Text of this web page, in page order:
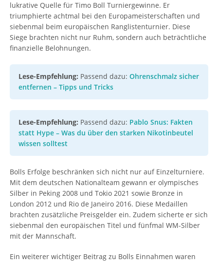
lukrative Quelle für Timo Boll Turniergewinne. Er
triumphierte achtmal bei den Europameisterschaften und
siebenmal beim europäischen Ranglistenturnier. Diese
Siege brachten nicht nur Ruhm, sondern auch beträchtliche
finanzielle Belohnungen.
Lese-Empfehlung: Passend dazu: Ohrenschmalz sicher
entfernen – Tipps und Tricks
Lese-Empfehlung: Passend dazu: Pablo Snus: Fakten
statt Hype – Was du über den starken Nikotinbeutel
wissen solltest
Bolls Erfolge beschränken sich nicht nur auf Einzelturniere.
Mit dem deutschen Nationalteam gewann er olympisches
Silber in Peking 2008 und Tokio 2021 sowie Bronze in
London 2012 und Rio de Janeiro 2016. Diese Medaillen
brachten zusätzliche Preisgelder ein. Zudem sicherte er sich
siebenmal den europäischen Titel und fünfmal WM-Silber
mit der Mannschaft.
Ein weiterer wichtiger Beitrag zu Bolls Einnahmen waren